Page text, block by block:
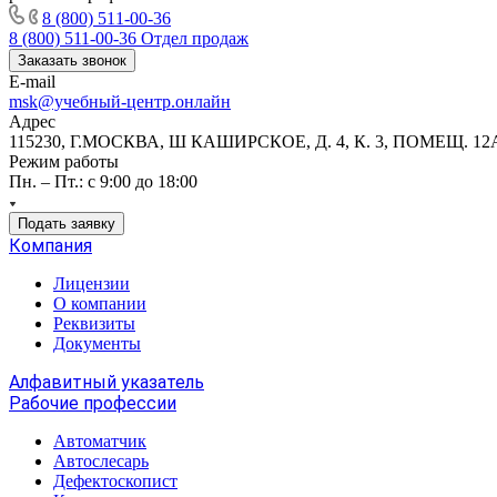
8 (800) 511-00-36
8 (800) 511-00-36 Отдел продаж
Заказать звонок
E-mail
msk@учебный-центр.онлайн
Адрес
115230, Г.МОСКВА, Ш КАШИРСКОЕ, Д. 4, К. 3, ПОМЕЩ.
Режим работы
Пн. – Пт.: с 9:00 до 18:00
Подать заявку
Компания
Лицензии
О компании
Реквизиты
Документы
Алфавитный указатель
Рабочие профессии
Автоматчик
Автослесарь
Дефектоскопист